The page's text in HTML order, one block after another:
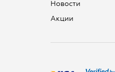
Новости
Aкции